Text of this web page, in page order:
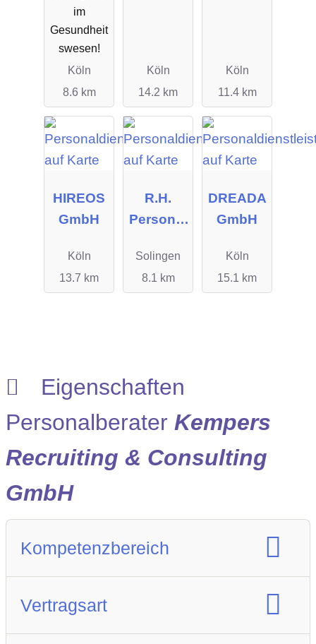
im
Gesundheit
swesen!
Köln
8.6 km
Köln
14.2 km
Köln
11.4 km
HIREOS
GmbH
Köln
13.7 km
R.H.
Personal
ment
GmbH
Solingen
8.1 km
DREADA
GmbH
Köln
15.1 km
Eigenschaften
Personalberater Kempers
Recruiting & Consulting
GmbH
Kompetenzbereich
Engineering
Vertragsart